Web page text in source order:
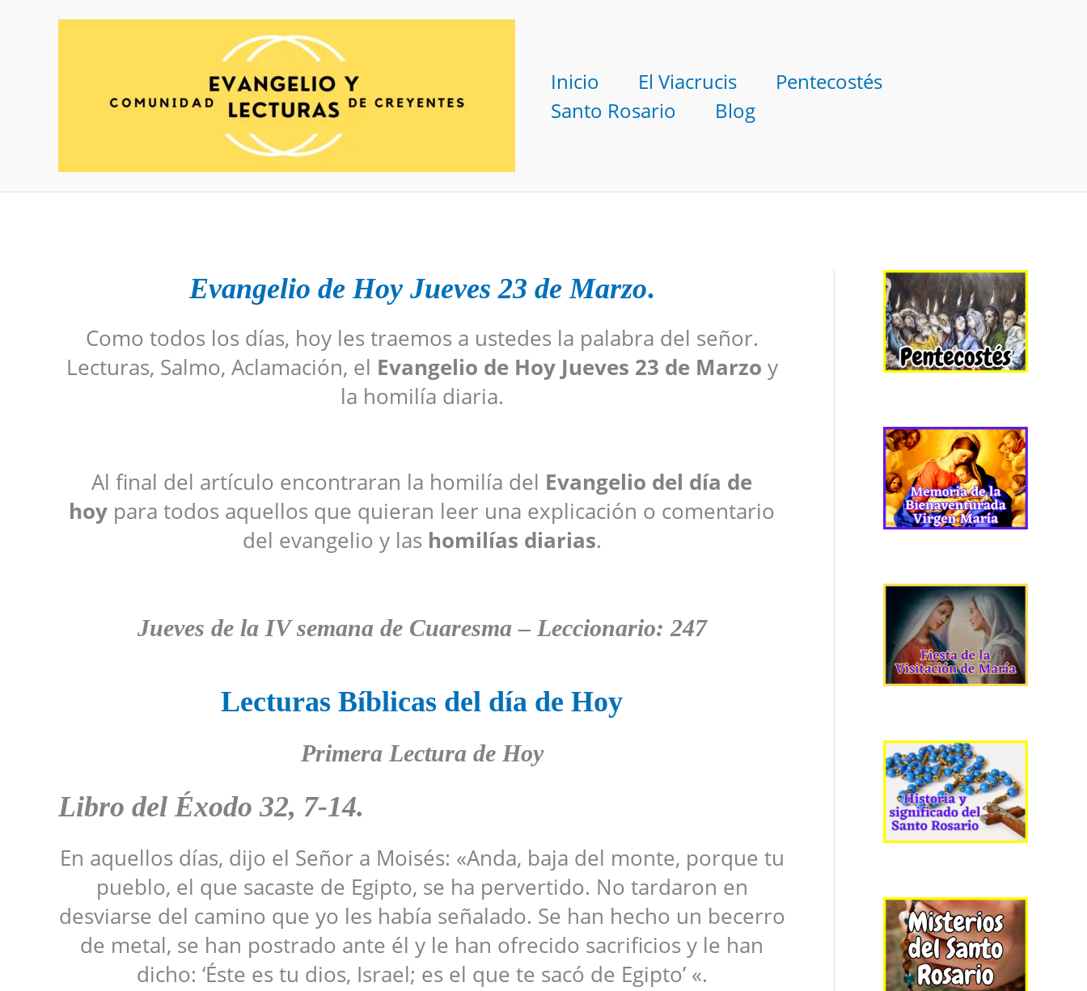
Inicio El Viacrucis
Pentecostés
Santo Rosario
Blog
Evangelio de Hoy Jueves 23 de Marzo.
Como todos los días, hoy les traemos a ustedes la palabra del señor.
Lecturas, Salmo, Aclamación, el Evangelio de Hoy Jueves 23 de Marzo y
la homilía diaria.
Al final del artículo encontraran la homilía del Evangelio del día de
hoy para todos aquellos que quieran leer una explicación o comentario
del evangelio y las homilías diarias.
Jueves de la IV semana de Cuaresma – Leccionario: 247
Lecturas Bíblicas del día de Hoy
Primera Lecturade Hoy
Libro del Éxodo 32, 7-14.
En aquellos días, dijo el Señor a Moisés: «Anda, baja del monte, porque tu
pueblo, el que sacaste de Egipto, se ha pervertido. No tardaron en
desviarse del camino que yo les había señalado. Se han hecho un becerro
de metal, se han postrado ante él y le han ofrecido sacrificios y le han
dicho: ‘Éste es tu dios, Israel; es el que te sacó de Egipto’ «.